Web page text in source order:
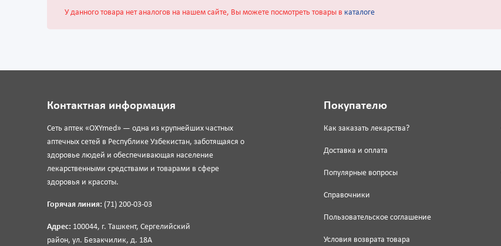
У данного товара нет аналогов на нашем сайте, Вы можете посмотреть товары в каталоге
Контактная информация
Сеть аптек «OXYmed» — одна из крупнейших частных
аптечных сетей в Республике Узбекистан, заботящаяся о
здоровье людей и обеспечивающая население
лекарственными средствами и товарами в сфере
здоровья и красоты.
Горячая линия: (71) 200-03-03
Адрес: 100044, г. Ташкент, Сергелийский
район, ул. Безакчилик, д. 18А
Покупателю
Как заказать лекарства?
Доставка и оплата
Популярные вопросы
Справочники
Пользовательское соглашение
Условия возврата товара